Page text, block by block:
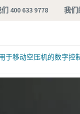
400 633 9778 我们
于移动空压机的数字控